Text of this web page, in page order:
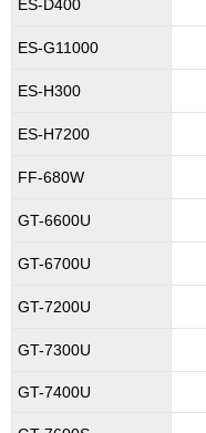
ES-D400
ES-G11000
ES-H300
ES-H7200
FF-680W
GT-6600U
GT-6700U
GT-7200U
GT-7300U
GT-7400U